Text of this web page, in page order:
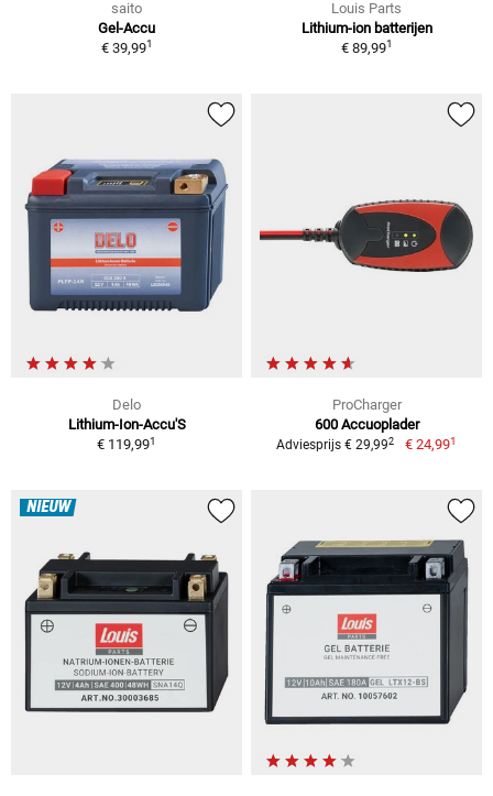
saito
Gel-Accu
€ 39,991
Louis Parts
Lithium-ion batterijen
€ 89,991
Delo
Lithium-Ion-Accu'S
€ 119,991
ProCharger
600 Accuoplader
Adviesprijs € 29,992 € 24,991
NIEUW